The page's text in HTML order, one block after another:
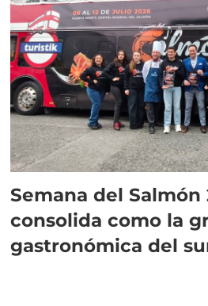
Semana del Salmón
consolida como la
gastronómica del